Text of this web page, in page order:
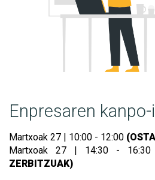
Enpresaren
Martxoak 27 | 10:00 - 12:00
Martxoak 27 | 14:30 - 16:30
ZERBITZUAK)